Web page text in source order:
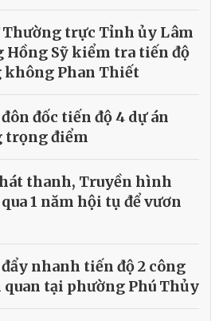
Thường trực Tỉnh ủy Lâm
Hồng Sỹ kiểm tra tiến độ
không Phan Thiết
đốc tiến độ 4 dự án
trọng điểm
thanh, Truyền hình
1 năm hội tụ để vươn
nhanh tiến độ 2 công
tại phường Phú Thủy